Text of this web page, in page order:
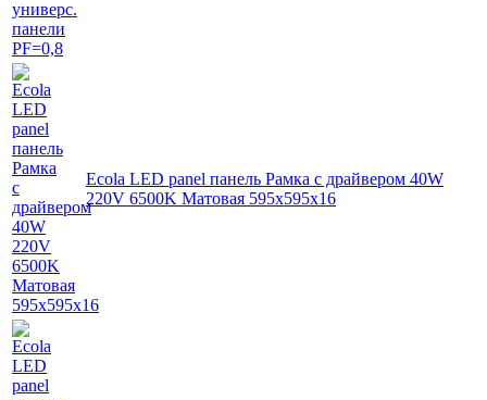
Ecola LED panel панель Рамка с драйвером 40W
220V 6500K Матовая 595x595x16